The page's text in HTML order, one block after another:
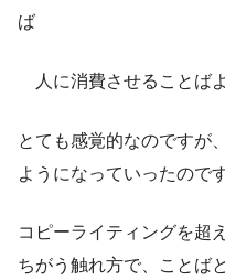
ば
人に消費させることば
とても感覚的なのですが
ようになっていったのです
コピーライティングを超
ちがう触れ方で、ことば